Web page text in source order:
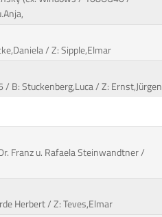
/ Z: Sipple,Elmar
B: Stuckenberg,Luca / Z: Ernst,Jürgen
Franz u. Rafaela Steinwandtner /
Herbert / Z: Teves,Elmar